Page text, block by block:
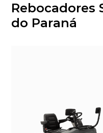
Rebocadores
do Paraná